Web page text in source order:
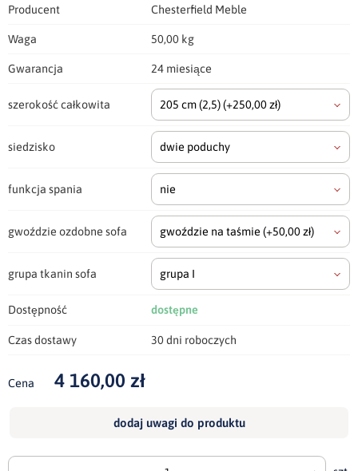
Producent Chesterfield Meble
Waga 50,00 kg
Gwarancja 24 miesiące
szerokość całkowita 205 cm(2,5)(+250,00 zł)
siedzisko dwie poduchy
funkcja spania nie
gwoździe ozdobne sofa gwoździe na taśmie (+50,00 zł)
grupa tkanin sofa grupa I
Dostępność dostępne
Czas dostawy 30 dni roboczych
Cena 4 160,00 zł
dodaj uwagi do produktu